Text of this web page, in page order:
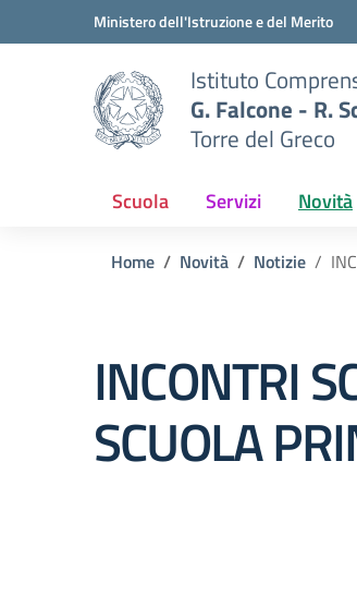
Vai ai contenuti
Vai al menu di navigazioneMinistero dell'Istruzione e del Merito
Istituto
G. Falcone - R.
Torre del Greco
Scuola Servizi Novità
Home Novità Notizie
INCONTRI
SCUOLA